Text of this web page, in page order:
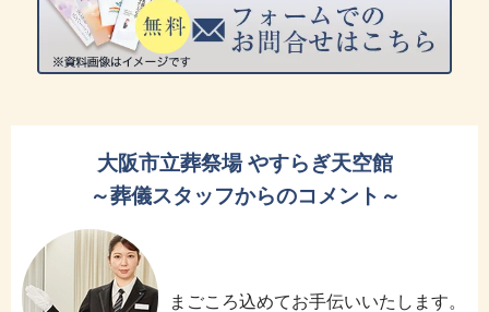
大阪市立葬祭場 やすらぎ天空館
～葬儀スタッフからのコメント～
まごころ込めてお手伝いいたします。